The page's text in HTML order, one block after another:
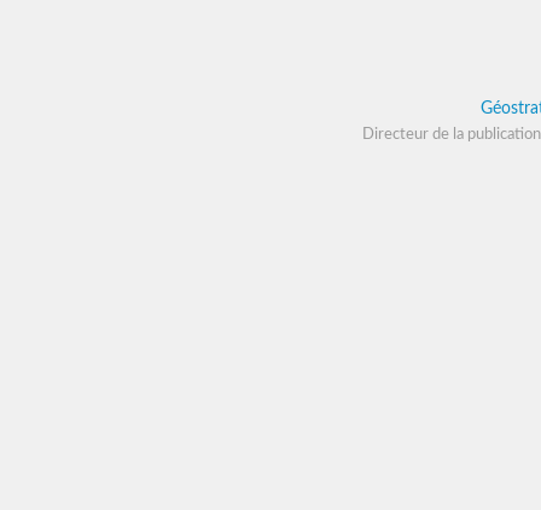
Directeur de la